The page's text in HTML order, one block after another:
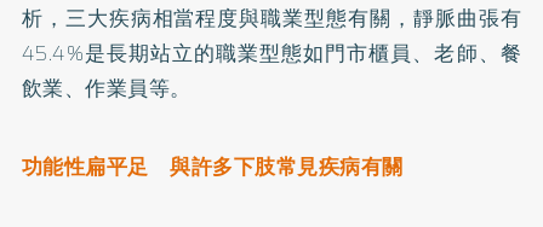
析，三大疾病相當程度與職業型態有關，靜脈曲張有
45.4%是長期站立的職業型態如門市櫃員、老師、餐
飲業、作業員等。
功能性扁平足 與許多下肢常見疾病有關